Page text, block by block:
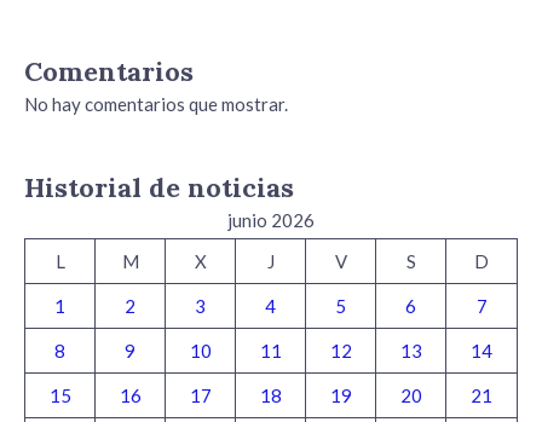
Comentarios
No hay comentarios que mostrar.
Historial de noticias
junio 2026
L
M X J V S D
1 2 3 4 5 6 7
8 9 10 11 12 13 14
15 16 17 18 19 20 21